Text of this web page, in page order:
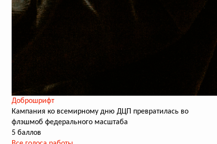
Доброшрифт
Кампания ко всемирному дню ДЦП превратилась во
флэшмоб федерального масштаба
5 баллов